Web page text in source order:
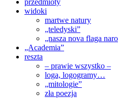
przedmioty
widoki
martwe natury
„teledyski”
„nasza nova flaga
„Academia”
reszta
– prawie wszystko –
loga, logogramy…
„mitologie”
zła poezja